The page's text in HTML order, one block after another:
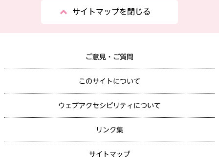
サイトマップを閉じる
ご意見・ご質問
このサイトについて
ウェブアクセシビリティについて
リンク集
サイトマップ